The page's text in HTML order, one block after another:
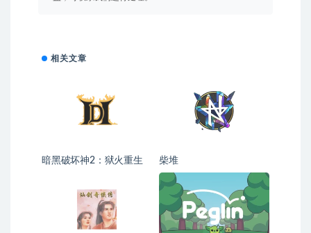
相关文章
暗黑破坏神2：狱火重生
柴堆